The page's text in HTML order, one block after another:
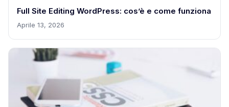
Full Site Editing WordPress: cos’è e come funziona
Aprile 13, 2026